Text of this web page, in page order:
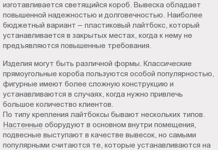
изготавливается светящийся короб. Вывеска обладает
повышенной надежностью и долговечностью. Наиболее
бюджетный вариант – пластиковый лайтбокс, который
устанавливается в закрытых местах, когда к нему не
предъявляются повышенные требования.
Изделия могут быть различной формы. Классические
прямоугольные короба пользуются особой популярностью,
фигурные имеют более сложную конструкцию и
устанавливаются в случаях, когда нужно привлечь
большое количество клиентов.
По типу крепления лайтбоксы бывают нескольких типов.
Настенные оборудуют в основном внутри помещения,
подвесные выступают в качестве вывесок, но самыми
популярными считаются те, которые устанавливаются на